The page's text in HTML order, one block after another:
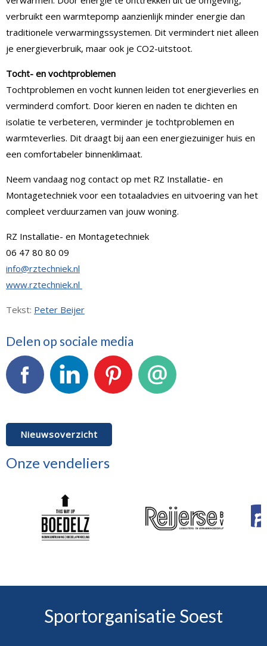
verbruikt een warmtepomp aanzienlijk minder energie dan
traditionele verwarmingssystemen. Dit vermindert niet alleen
je energieverbruik, maar ook je CO2-uitstoot.
Tocht- en vochtproblemen
Tochtproblemen en vocht kunnen leiden tot energieverlies en
verminderd comfort. Door kieren en naden te dichten en
isolatie te verbeteren, verminder je tochtproblemen en
warmteverlies. Dit draagt bij aan een energiezuiniger huis en
een comfortabeler binnenklimaat.
Neem vandaag nog contact op met RZ Installatie- en
Montagetechniek voor een totaaladvies en uitvoering van het
compleet verduurzamen van jouw woning.
RZ Installatie- en Montagetechniek
06 47 80 80 09
info@rztechniek.nl
www.rztechniek.nl
Tekst: Peter Beijer
Delen op sociale media
Nieuwsoverzicht
Onze vendeliers
Sportorganisatie Soest